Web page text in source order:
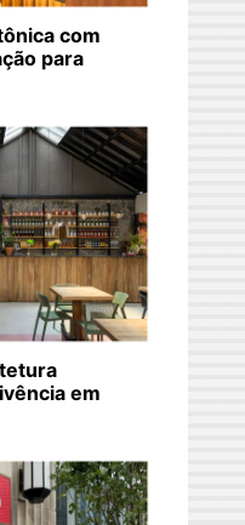
com
para
em